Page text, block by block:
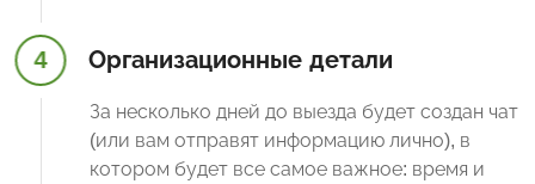
4 Организационные детали
За несколько дней до выезда будет создан чат
(или вам отправят информацию лично), в
котором будет все самое важное: время и